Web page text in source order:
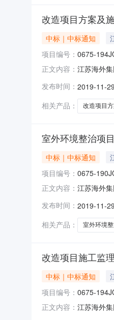
改造项目方案及
中标｜中标通知
项目编号： 0675-
正文内容： 江苏海外
明：改造
司五
发布时间： 2019-11-29
相关产品：
改造项目
室外环境整治项
中标｜中标通知
项目编号： 0675-
正文内容： 江苏海外
其所需室
项目三、
江苏
发布时间： 2019-11-29
相关产品：
室外环境
改造项目施工监
中标｜中标通知
项目编号： 0675-
正文内容： 江苏海外